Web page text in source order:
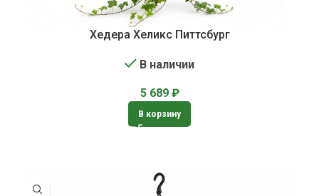
Хедера Хеликс Питтсбург
В наличии
5 689 ₽
В корзину